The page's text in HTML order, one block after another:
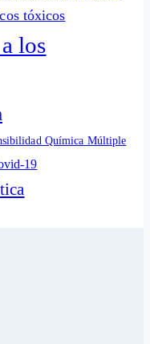
tóxicos
los
Química Múltiple
19